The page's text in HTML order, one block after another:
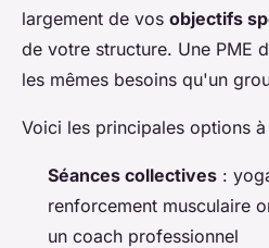
largement de vos objectifs
de votre structure. Une PME
les mêmes besoins qu'un
Voici les principales options
Séances collectives :
renforcement musculaire
un coach professionnel